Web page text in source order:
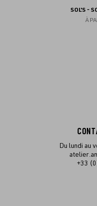
SOL'S -
À
Du lundi au
+33